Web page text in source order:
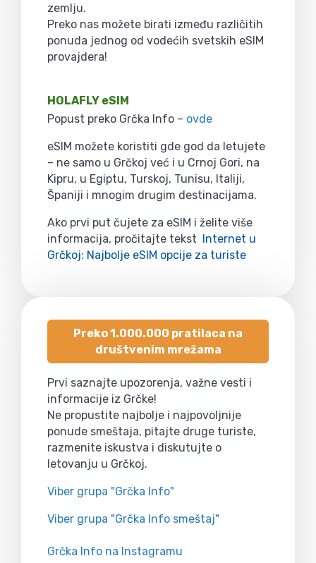
zemlju.
Preko nas možete birati između različitih
ponuda jednog od vodećih svetskih eSIM
provajdera!
HOLAFLY eSIM
Popust preko Grčka Info – ovde
eSIM možete koristiti gde god da letujete
– ne samo u Grčkoj već i u Crnoj Gori, na
Kipru, u Egiptu, Turskoj, Tunisu, Italiji,
Španiji i mnogim drugim destinacijama.
Ako prvi put čujete za eSIM i želite više
informacija, pročitajte tekst Internet u
Grčkoj: Najbolje eSIM opcije za turiste
Preko 1.000.000 pratilaca na
društvenim mrežama
Prvi saznajte upozorenja, važne vesti i
informacije iz Grčke!
Ne propustite najbolje i najpovoljnije
ponude smeštaja, pitajte druge turiste,
razmenite iskustva i diskutujte o
letovanju u Grčkoj.
Viber grupa "Grčka Info"
Viber grupa "Grčka Info smeštaj"
Grčka Info na Instagramu